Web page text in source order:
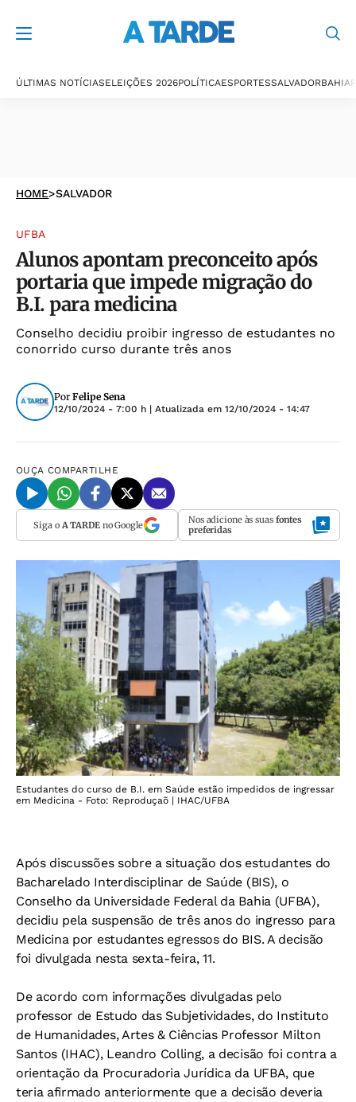
ÚLTIMAS NOTÍCIASELEIÇÕES 2026POLÍTICAESPORTESSALVADORBAHIA
HOME>SALVADOR
UFBA
Alunos apontam preconceito após
portaria que impede migração do
B.I. para medicina
Conselho decidiu proibir ingresso de estudantes no
conorrido curso durante três anos
Por Felipe Sena
12/10/2024 - 7:00 h | Atualizada em 12/10/2024 - 14:47
OUÇA COMPARTILHE
Siga o A TARDEno Google Nos adicione às suas fontes
preferidas
Estudantes do curso de B.I. em Saúde estão impedidos de ingressar
em Medicina - Foto: Reproduçaõ | IHAC/UFBA
Após discussões sobre a situação dos estudantes do
Bacharelado Interdisciplinar de Saúde (BIS), o
Conselho da Universidade Federal da Bahia (UFBA),
decidiu pela suspensão de três anos do ingresso para
Medicina por estudantes egressos do BIS. A decisão
foi divulgada nesta sexta-feira, 11.
De acordo com informações divulgadas pelo
professor de Estudo das Subjetividades, do Instituto
de Humanidades, Artes & Ciências Professor Milton
Santos (IHAC), Leandro Colling, a decisão foi contra a
orientação da Procuradoria Jurídica da UFBA, que
teria afirmado anteriormente que a decisão deveria